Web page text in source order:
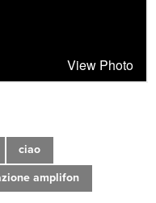
ciao
amplifon